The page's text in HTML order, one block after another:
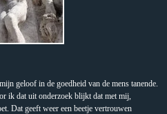
geloof in de goedheid van de mens tanende.
ik dat uit onderzoek blijkt dat met mij,
Dat geeft weer een beetje vertrouwen